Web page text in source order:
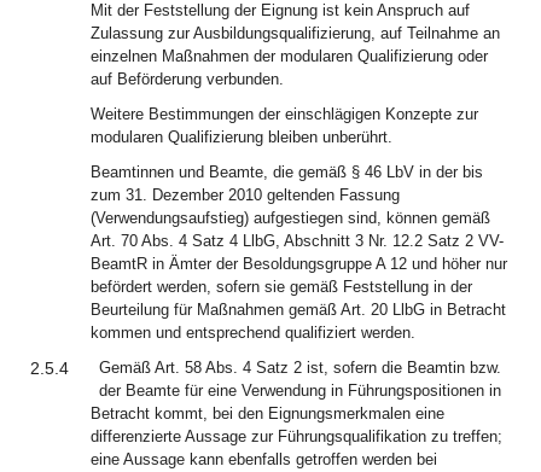
Mit der Feststellung der Eignung ist kein Anspruch auf
Zulassung zur Ausbildungsqualifizierung, auf Teilnahme an
einzelnen Maßnahmen der modularen Qualifizierung oder
auf Beförderung verbunden.
Weitere Bestimmungen der einschlägigen Konzepte zur
modularen Qualifizierung bleiben unberührt.
Beamtinnen und Beamte, die gemäß § 46 LbV in der bis
zum 31. Dezember 2010 geltenden Fassung
(Verwendungsaufstieg) aufgestiegen sind, können gemäß
Art. 70 Abs. 4 Satz 4 LlbG, Abschnitt 3 Nr. 12.2 Satz 2 VV-
BeamtR in Ämter der Besoldungsgruppe A 12 und höher nur
befördert werden, sofern sie gemäß Feststellung in der
Beurteilung für Maßnahmen gemäß Art. 20 LlbG in Betracht
kommen und entsprechend qualifiziert werden.
2.5.4
Gemäß Art. 58 Abs. 4 Satz 2 ist, sofern die Beamtin bzw.
der Beamte für eine Verwendung in Führungspositionen in
Betracht kommt, bei den Eignungsmerkmalen eine
differenzierte Aussage zur Führungsqualifikation zu treffen;
eine Aussage kann ebenfalls getroffen werden bei